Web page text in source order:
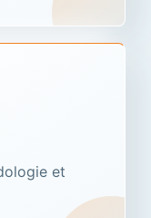
et